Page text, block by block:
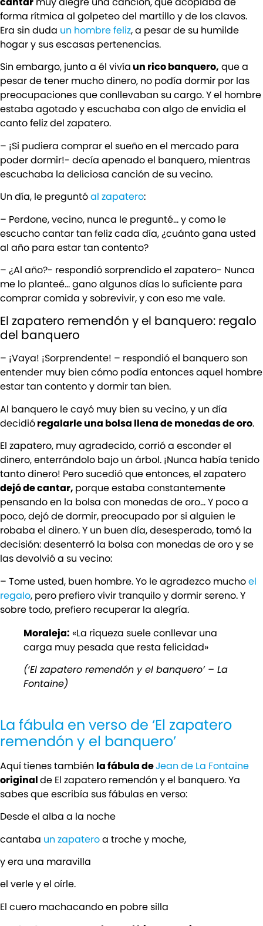
forma rítmica al golpeteo del martillo y de los clavos.
Era sin duda un hombre feliz, a pesar de su humilde
hogar y sus escasas pertenencias.
Sin embargo, junto a él vivíaun rico banquero, que a
pesar de tener mucho dinero, no podía dormir por las
preocupaciones que conllevaban su cargo. Y el hombre
estaba agotado y escuchaba con algo de envidia el
canto feliz del zapatero.
– ¡Si pudiera comprar el sueño en el mercado para
poder dormir!- decía apenado el banquero, mientras
escuchaba la deliciosa canción de su vecino.
Un día, le preguntóal zapatero:
– Perdone, vecino, nunca le pregunté… y como le
escucho cantar tan feliz cada día, ¿cuánto gana usted
al año para estar tan contento?
– ¿Al año?- respondió sorprendido el zapatero- Nunca
me lo planteé… gano algunos días lo suficiente para
comprar comida y sobrevivir, y con eso me vale.
El zapatero remendón y el banquero: regalo
del banquero
– ¡Vaya! ¡Sorprendente! – respondió el banquero son
entender muy bien cómo podía entonces aquel hombre
estar tan contento y dormir tan bien.
Al banquero le cayó muy bien su vecino, y un día
decidióregalarle una bolsa llena de monedas de oro.
El zapatero, muy agradecido, corrió a esconder el
dinero, enterrándolo bajo un árbol. ¡Nunca había tenido
tanto dinero! Pero sucedió que entonces, el zapatero
dejó de cantar, porque estaba constantemente
pensando en la bolsa con monedas de oro… Y poco a
poco, dejó de dormir, preocupado por si alguien le
robaba el dinero. Y un buen día, desesperado, tomó la
decisión: desenterró la bolsa con monedas de oro y se
las devolvió a su vecino:
– Tome usted, buen hombre. Yo le agradezco muchoel
regalo, pero prefiero vivir tranquilo y dormir sereno. Y
sobre todo, prefiero recuperar la alegría.
Moraleja: «La riqueza suele conllevar una
carga muy pesada que resta felicidad»
(‘El zapatero remendón y el banquero’ – La
Fontaine)
La fábula en verso de ‘El zapatero
remendón y el banquero’
Aquí tienes también la fábula deJean de La Fontaine
originalde El zapatero remendón y el banquero. Ya
sabes que escribía sus fábulas en verso:
Desde el alba a la noche
cantaba un zapateroa troche y moche,
y era una maravilla
el verle y el oírle.
El cuero machacando en pobre silla